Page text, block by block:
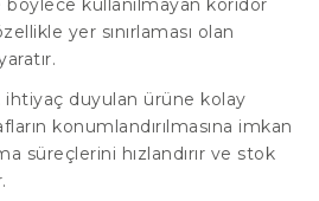
kullanılmayan koridor
yer sınırlaması olan
ihtiyaç duyulan ürüne kolay
konumlandırılmasına imkan
süreçlerini hızlandırır ve stok